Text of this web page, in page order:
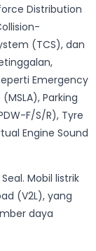
Distribution
(TCS), dan
Emergency
Parking
F/S/R), Tyre
Engine Sound
Seal. Mobil listrik
(V2L), yang
daya